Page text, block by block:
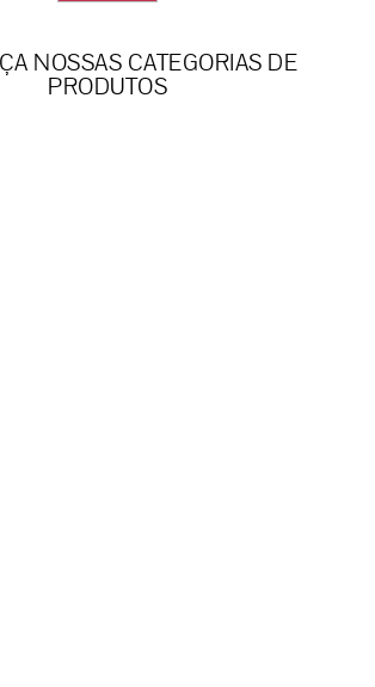
NOSSAS CATEGORIAS DE
PRODUTOS